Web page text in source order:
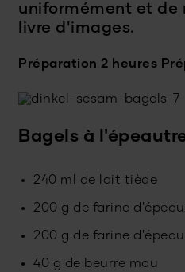
uniformément et de
livre d'images.
Préparation 2 heures
Bagels à
240 ml de lait tiède
200 g de farine
200 g de farine
40 g de beurre mou